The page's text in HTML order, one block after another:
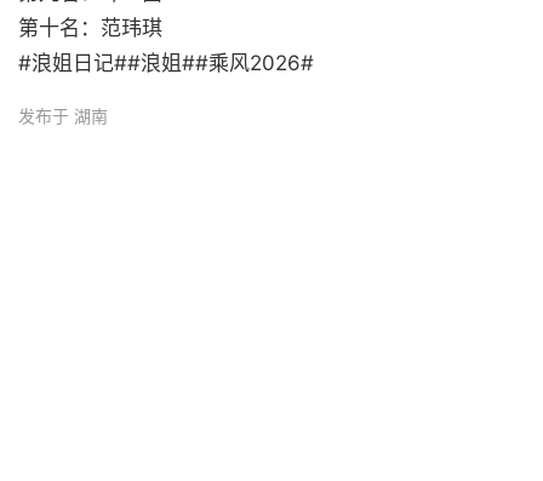
第十名：范玮琪
#浪姐日记##浪姐##乘风2026# ​
发布于 湖南